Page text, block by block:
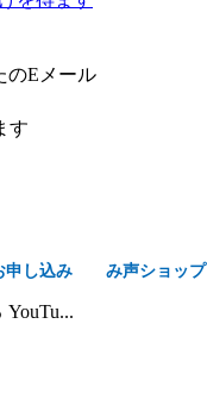
のEメール
す
申し込み み声ショップ